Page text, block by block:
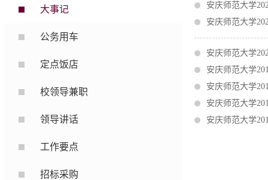
大事记
公务用车
定点饭店
校领导兼职
领导讲话
工作要点
招标采购
安庆师范大学
安庆师范大学
安庆师范大学
安庆师范大学
安庆师范大学
安庆师范大学
安庆师范大学